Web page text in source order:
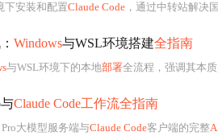
下安装和配置Claude Code ，通过中转站解决国内访问
Windows与WSL环境搭建全指南
与WSL环境下的本地部署全流程，强调其本
Claude Code工作流全指南
Pro大模型服务端与Claude Code客户端的完整